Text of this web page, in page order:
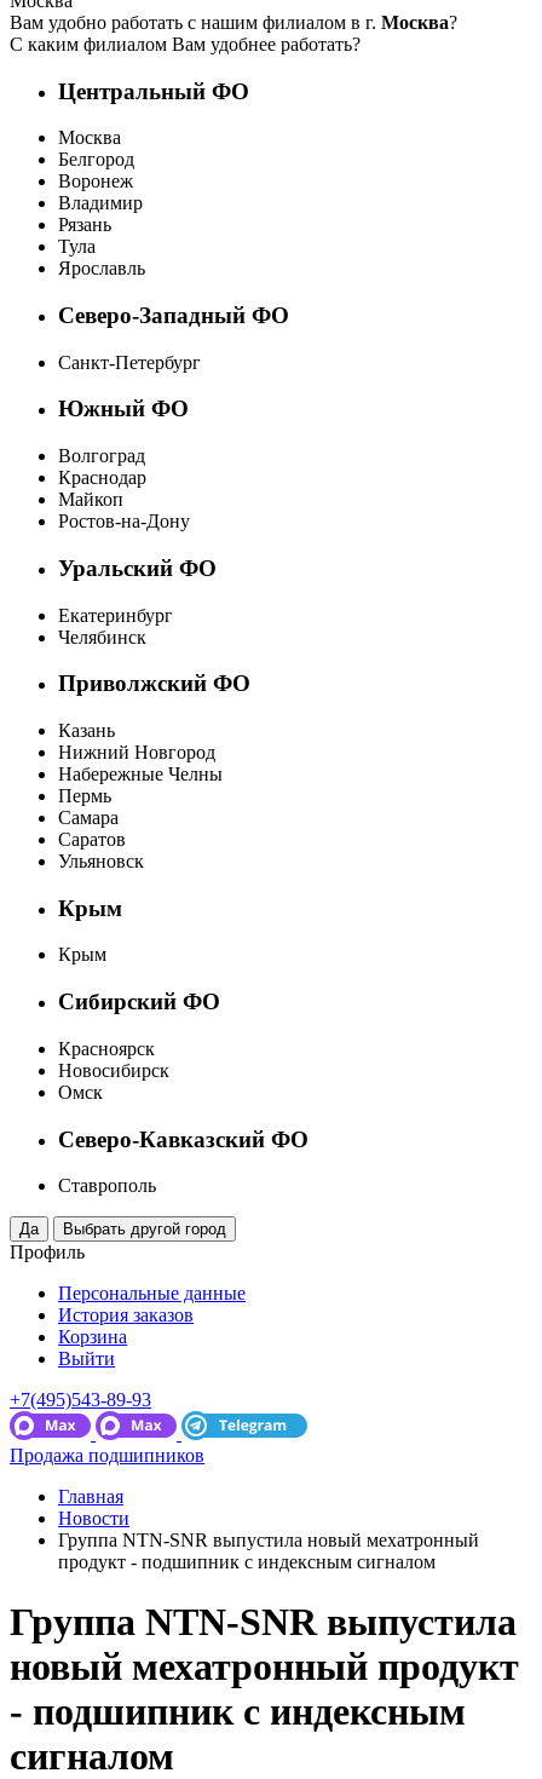
Вам удобно работать с нашим филиалом в г. Москва?
С каким филиалом Вам удобнее работать?
Центральный ФО
Москва
Белгород
Воронеж
Владимир
Рязань
Тула
Ярославль
Северо-Западный ФО
Санкт-Петербург
Южный ФО
Волгоград
Краснодар
Майкоп
Ростов-на-Дону
Уральский ФО
Екатеринбург
Челябинск
Приволжский ФО
Казань
Нижний Новгород
Набережные Челны
Пермь
Самара
Саратов
Ульяновск
Крым
Крым
Сибирский ФО
Красноярск
Новосибирск
Омск
Северо-Кавказский ФО
Ставрополь
Профиль
Персональные данные
История заказов
Корзина
Выйти
+7(495)543-89-93
Продажа подшипников
Главная
Новости
Группа NTN-SNR выпустила новый мехатронный
продукт - подшипник с индексным сигналом
Группа NTN-SNR выпустила
новый мехатронный продукт
- подшипник с индексным
сигналом